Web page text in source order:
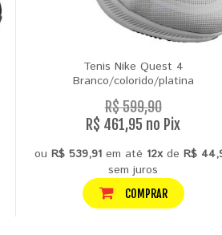
Tenis Nike Quest 4
Branco/colorido/platina
R$ 599,90
R$ 461,95 no Pix
ou R$ 539,91 em até 12xde R$
sem juros
COMPRAR